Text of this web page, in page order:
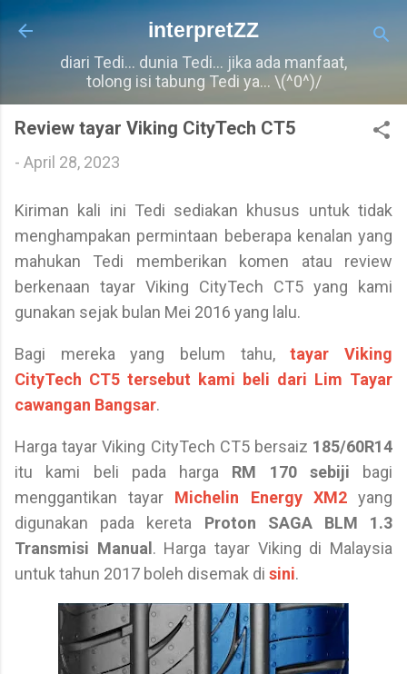
Langkau ke kandungan utama
interpretZZ
diari Tedi... dunia Tedi... jika ada manfaat,
tolong isi tabung Tedi ya... \(^0^)/
Review tayar Viking CityTech CT5
- April 28, 2023
Kiriman kali ini Tedi sediakan khusus untuk tidak
menghampakan permintaan beberapa kenalan yang
mahukan Tedi memberikan komen atau review
berkenaan tayar Viking CityTech CT5 yang kami
gunakan sejak bulan Mei 2016 yang lalu.
Bagi mereka yang belum tahu,tayar Viking
CityTech CT5 tersebut kami beli dari Lim Tayar
cawangan Bangsar.
Harga tayar Viking CityTech CT5 bersaiz 185/60R14
itu kami beli pada harga RM 170 sebiji bagi
menggantikan tayar Michelin Energy XM2yang
digunakan pada kereta Proton SAGA BLM 1.3
Transmisi Manual . Harga tayar Viking di Malaysia
untuk tahun 2017 boleh disemak di sini.